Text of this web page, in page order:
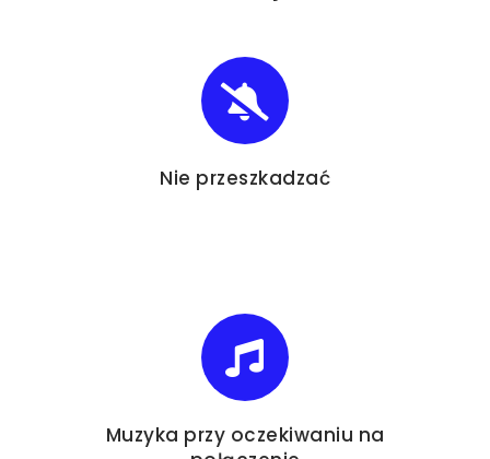
Nie przeszkadzać
Muzyka przy oczekiwaniu na